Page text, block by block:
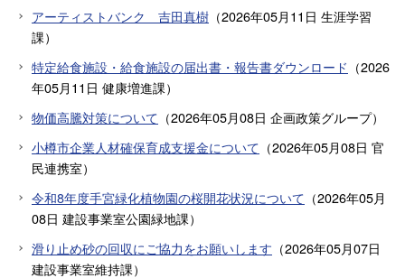
アーティストバンク 吉田真樹 （2026年05月11日 生涯学習
課）
特定給食施設・給食施設の届出書・報告書ダウンロード （2026
年05月11日 健康増進課）
物価高騰対策について （2026年05月08日 企画政策グループ）
小樽市企業人材確保育成支援金について （2026年05月08日 官
民連携室）
令和8年度手宮緑化植物園の桜開花状況について （2026年05月
08日 建設事業室公園緑地課）
滑り止め砂の回収にご協力をお願いします （2026年05月07日
建設事業室維持課）